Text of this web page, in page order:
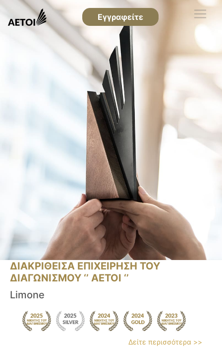
Εγγραφείτε
ΔΙΑΚΡΙΘΕΙΣΑ ΕΠΙΧΕΙΡΗΣΗ ΤΟΥ
ΔΙΑΓΩΝΙΣΜΟΥ ‘’ ΑΕΤΟΙ ‘’
Limone
Δείτε περισσότερα >>